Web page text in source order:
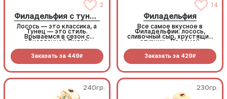
2
Филадельфия с тунцом
Лосось — это классика, а
Тунец — это стиль.
Врываемся в сезон с
обновленной Филой:
максимум вкуса (8шт.)
Заказать за 449R
14
Филадельфия
Все самое вкусное в
Филадельфии: лосось,
сливочный сыр, хрустящий
огурчик... По самой
Заказать за 429R
240гр. 230гр.